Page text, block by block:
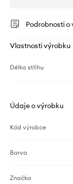
Podrobnosti o
Vlastnosti výrobku
Délka střihu
Údaje o výrobku
Kód výrobce
Barva
Značka